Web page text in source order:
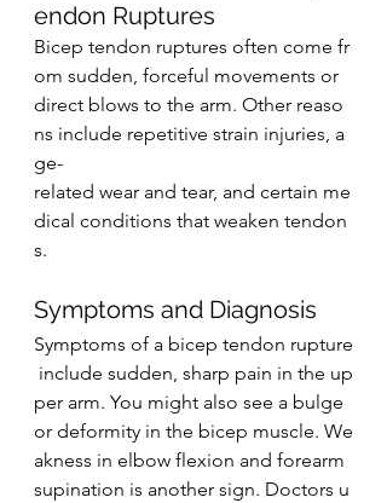
endon Ruptures
Bicep tendon ruptures often come fr
om sudden, forceful movements or
direct blows to the arm. Other reaso
ns include repetitive strain injuries, a
ge-
related wear and tear, and certain me
dical conditions that weaken tendon
s.
Symptoms and Diagnosis
Symptoms of a bicep tendon rupture
include sudden, sharp pain in the up
per arm. You might also see a bulge
or deformity in the bicep muscle. We
akness in elbow flexion and forearm
supination is another sign. Doctors u